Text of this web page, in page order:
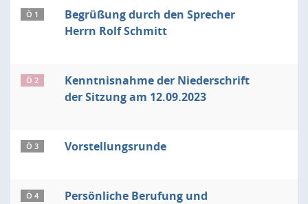
Ö 1
Begrüßung durch den Sprecher
Herrn Rolf Schmitt
Ö 2
Kenntnisnahme der Niederschrift
der Sitzung am 12.09.2023
Ö 3 Vorstellungsrunde
Ö 4 Persönliche Berufung und